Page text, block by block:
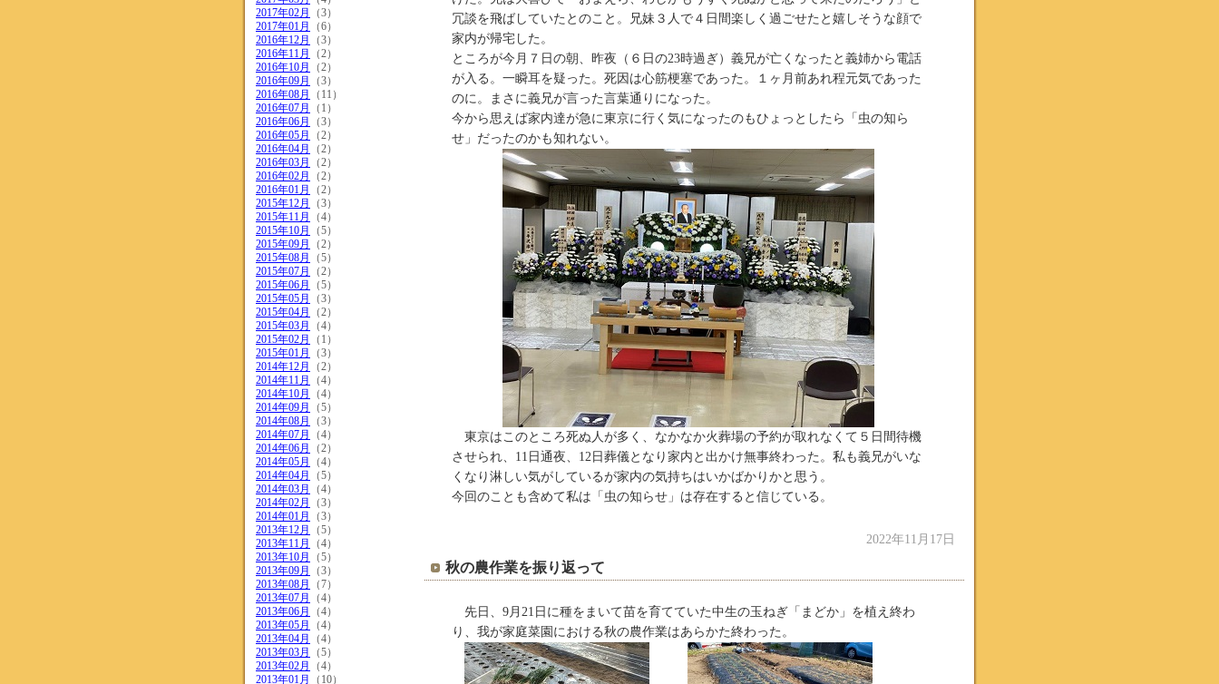
2017年02月
（3）
2017年01月
（6）
2016年12月
（3）
2016年11月
（2）
2016年10月
（2）
2016年09月
（3）
2016年08月
（11）
2016年07月
（1）
2016年06月
（3）
2016年05月
（2）
2016年04月
（2）
2016年03月
（2）
2016年02月
（2）
2016年01月
（2）
2015年12月
（3）
2015年11月
（4）
2015年10月
（5）
2015年09月
（2）
2015年08月
（5）
2015年07月
（2）
2015年06月
（5）
2015年05月
（3）
2015年04月
（2）
2015年03月
（4）
2015年02月
（1）
2015年01月
（3）
2014年12月
（2）
2014年11月
（4）
2014年10月
（4）
2014年09月
（5）
2014年08月
（3）
2014年07月
（4）
2014年06月
（2）
2014年05月
（4）
2014年04月
（5）
2014年03月
（4）
2014年02月
（3）
2014年01月
（3）
2013年12月
（5）
2013年11月
（4）
2013年10月
（5）
2013年09月
（3）
2013年08月
（7）
2013年07月
（4）
2013年06月
（4）
2013年05月
（4）
2013年04月
（4）
2013年03月
（5）
2013年02月
（4）
2013年01月
（10）
冗談を飛ばしていたとのこと。兄妹３人で４日間楽しく過ごせたと嬉しそうな顔で
家内が帰宅した。
ところが今月７日の朝、昨夜（６日の23時過ぎ）義兄が亡くなったと義姉から電話
が入る。一瞬耳を疑った。死因は心筋梗塞であった。１ヶ月前あれ程元気であった
のに。まさに義兄が言った言葉通りになった。
今から思えば家内達が急に東京に行く気になったのもひょっとしたら「虫の知ら
せ」だったのかも知れない。
東京はこのところ死ぬ人が多く、なかなか火葬場の予約が取れなくて５日間待機
させられ、11日通夜、12日葬儀となり家内と出かけ無事終わった。私も義兄がいな
くなり淋しい気がしているが家内の気持ちはいかばかりかと思う。
今回のことも含めて私は「虫の知らせ」は存在すると信じている。
2022年11月17日
秋の農作業を振り返って
先日、9月21日に種をまいて苗を育てていた中生の玉ねぎ「まどか」を植え終わ
り、我が家庭菜園における秋の農作業はあらかた終わった。